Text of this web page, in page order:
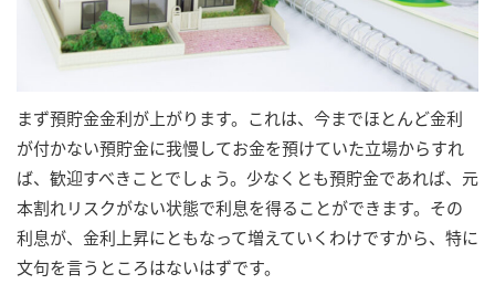
まず預貯金金利が上がります。これは、今までほとんど金利
が付かない預貯金に我慢してお金を預けていた立場からすれ
ば、歓迎すべきことでしょう。少なくとも預貯金であれば、元
本割れリスクがない状態で利息を得ることができます。その
利息が、金利上昇にともなって増えていくわけですから、特に
文句を言うところはないはずです。